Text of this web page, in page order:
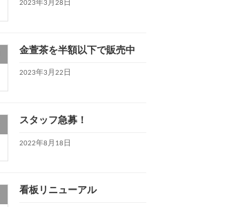
2023年3月28日
金萱茶を半額以下で販売中
2023年3月22日
スタッフ急募！
2022年8月18日
看板リニューアル